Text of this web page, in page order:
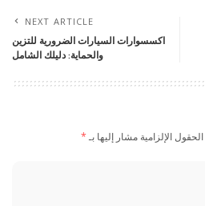
NEXT ARTICLE
اكسسوارات السيارات الضرورية للتزين
والحماية: دليلك الشامل
الحقول الإلزامية مشار إليها بـ*